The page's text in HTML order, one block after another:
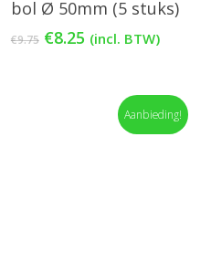
bol Ø 50mm (5 stuks)
€9.75 Oorspronkelijke
€8.25Huidige
€8.25.
(incl. BTW)
Aanbieding!